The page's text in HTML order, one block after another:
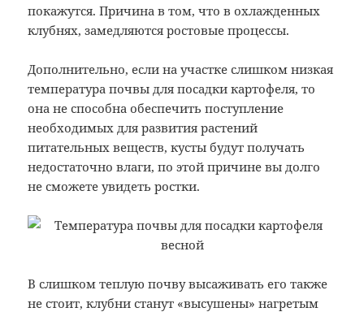
покажутся. Причина в том, что в охлажденных
клубнях, замедляются ростовые процессы.
Дополнительно, если на участке слишком низкая
температура почвы для посадки картофеля, то
она не способна обеспечить поступление
необходимых для развития растений
питательных веществ, кусты будут получать
недостаточно влаги, по этой причине вы долго
не сможете увидеть ростки.
В слишком теплую почву высаживать его также
не стоит, клубни станут «высушены» нагретым